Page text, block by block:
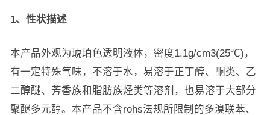
1、性状描述
本产品外观为琥珀色透明液体，密度1.1g/cm3(25℃)，
有一定特殊气味，不溶于水，易溶于正丁醇、酮类、乙
二醇醚、芳香族和脂肪族烃类等溶剂，也易溶于大部分
聚醚多元醇。本产品不含rohs法规所限制的多溴联苯、